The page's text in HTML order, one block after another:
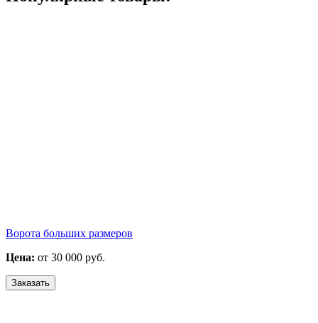
Ворота больших размеров
Цена: от 30 000 руб.
Заказать